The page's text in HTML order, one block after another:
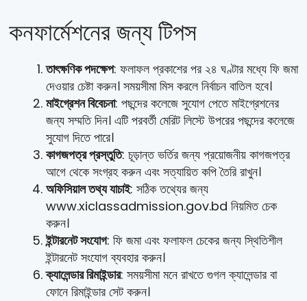
কনফার্মেশনের জন্য টিপস
তাৎক্ষণিক পদক্ষেপ: ফলাফল প্রকাশের পর ২৪ ঘণ্টার মধ্যে ফি জমা
দেওয়ার চেষ্টা করুন। সময়সীমা মিস করলে নির্বাচন বাতিল হবে।
মাইগ্রেশন বিবেচনা: পছন্দের কলেজে সুযোগ পেতে মাইগ্রেশনের
জন্য সম্মতি দিন। এটি পরবর্তী মেরিট লিস্টে উপরের পছন্দের কলেজে
সুযোগ দিতে পারে।
কাগজপত্র প্রস্তুতি: চূড়ান্ত ভর্তির জন্য প্রয়োজনীয় কাগজপত্র
আগে থেকে সংগ্রহ করুন এবং সত্যায়িত কপি তৈরি রাখুন।
অফিসিয়াল তথ্য যাচাই: সঠিক তথ্যের জন্য
www.xiclassadmission.gov.bd নিয়মিত চেক
করুন।
ইন্টারনেট সংযোগ: ফি জমা এবং ফলাফল চেকের জন্য স্থিতিশীল
ইন্টারনেট সংযোগ ব্যবহার করুন।
ক্যালেন্ডার রিমাইন্ডার: সময়সীমা মনে রাখতে গুগল ক্যালেন্ডার বা
ফোনে রিমাইন্ডার সেট করুন।